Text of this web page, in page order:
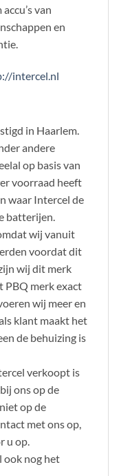
van
en
intercel.nl
in Haarlem.
andere
op basis van
voorraad heeft
waar Intercel de
batterijen.
wij vanuit
voordat dit
wij dit merk
PBQ merk exact
wij meer en
klant maakt het
de behuizing is
verkoopt is
ons op de
op de
met ons op,
u op.
ook nog het